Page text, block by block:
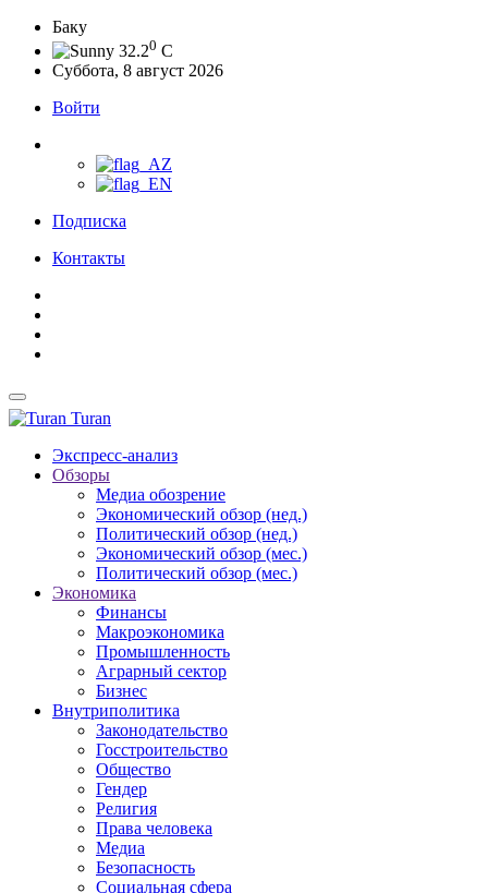
Баку
32.20 C
Суббота, 8 август 2026
Войти
Подписка
Контакты
Turan
Экспресс-анализ
Обзоры
Медиа обозрение
Экономический обзор (нед.)
Политический обзор (нед.)
Экономический обзор (мес.)
Политический обзор (мес.)
Экономика
Финансы
Макроэкономика
Промышленность
Аграрный сектор
Бизнес
Внутриполитика
Законодательство
Госстроительство
Общество
Гендер
Религия
Права человека
Медиа
Безопасность
Социальная сфера